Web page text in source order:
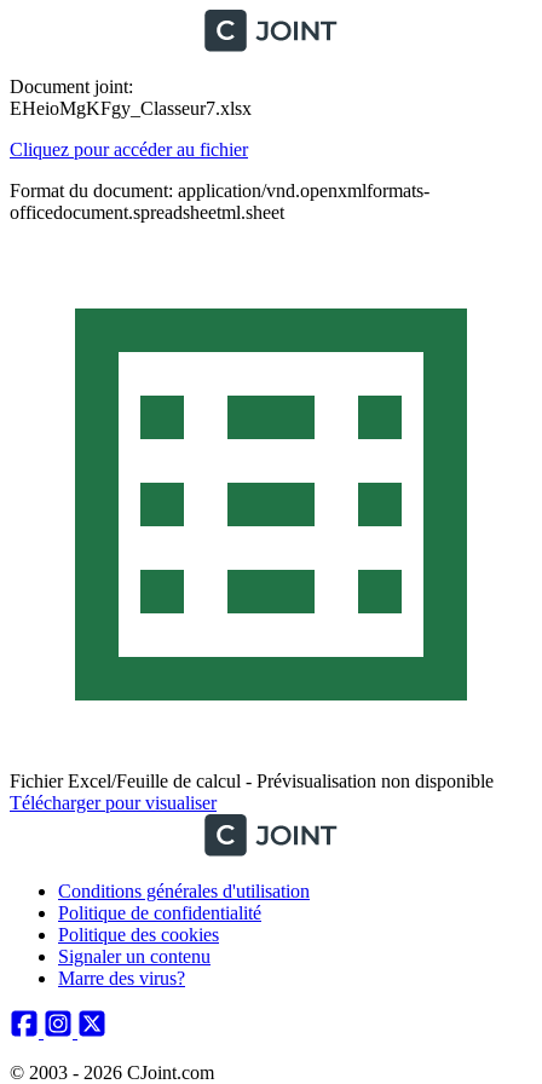
Document joint:
EHeioMgKFgy_Classeur7.xlsx
Cliquez pour accéder au fichier
Format du document: application/vnd.openxmlformats-
officedocument.spreadsheetml.sheet
Fichier Excel/Feuille de calcul - Prévisualisation non disponible
Télécharger pour visualiser
Conditions générales d'utilisation
Politique de confidentialité
Politique des cookies
Signaler un contenu
Marre des virus?
© 2003 - 2026 CJoint.com